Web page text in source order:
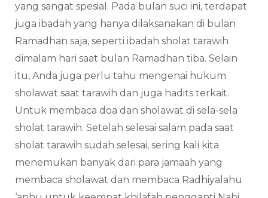
yang sangat spesial. Pada bulan suci ini, terdapat
juga ibadah yang hanya dilaksanakan di bulan
Ramadhan saja, seperti ibadah sholat tarawih
dimalam hari saat bulan Ramadhan tiba. Selain
itu, Anda juga perlu tahu mengenai hukum
sholawat saat tarawih dan juga hadits terkait.
Untuk membaca doa dan sholawat di sela-sela
sholat tarawih. Setelah selesai salam pada saat
sholat tarawih sudah selesai, sering kali kita
menemukan banyak dari para jamaah yang
membaca sholawat dan membaca Radhiyalahu